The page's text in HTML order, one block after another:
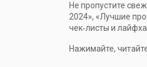
Не пропустите
2024», «Лучшие
чек‑листы и
Нажимайте,